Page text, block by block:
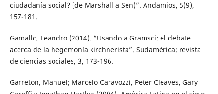
ciudadanía social? (de Marshall a Sen)”. Andamios, 5(9),
157-181.
Gamallo, Leandro (2014). “Usando a Gramsci: el debate
acerca de la hegemonía kirchnerista”. Sudamérica: revista
de ciencias sociales, 3, 173-196.
Garreton, Manuel; Marcelo Caravozzi, Peter Cleaves, Gary